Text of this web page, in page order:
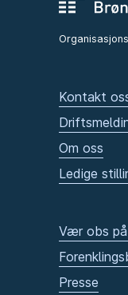
Kontakt
Om oss
Ledige
Vær obs
Presse